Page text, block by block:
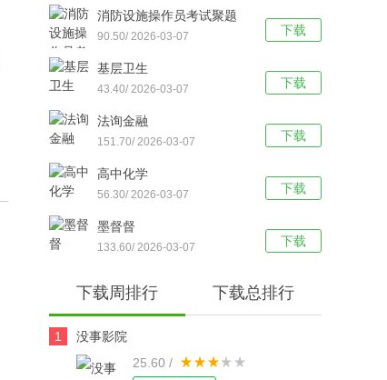
下载
消防设施操作员考试聚题
库
90.50/ 2026-03-07
下载
基层卫生
43.40/ 2026-03-07
下载
法询金融
151.70/ 2026-03-07
下载
高中化学
56.30/ 2026-03-07
下载
墨督督
133.60/ 2026-03-07
下载周排行 下载总排行
1
没事影院
25.60 /